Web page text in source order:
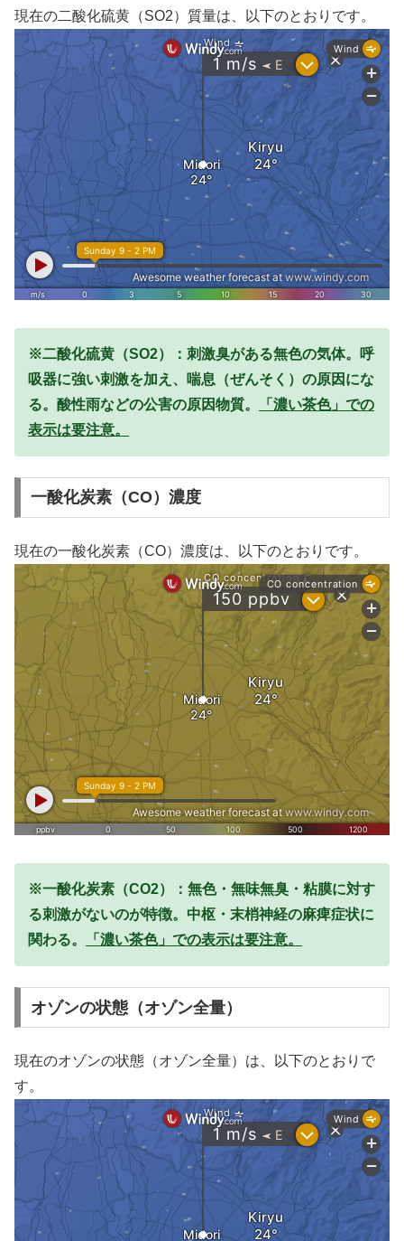
現在の二酸化硫黄（SO2）質量は、以下のとおりです。
※二酸化硫黄（SO2）：刺激臭がある無色の気体。呼
吸器に強い刺激を加え、喘息（ぜんそく）の原因にな
る。酸性雨などの公害の原因物質。
「濃い茶色」での
表示は要注意。
一酸化炭素（CO）濃度
現在の一酸化炭素（CO）濃度は、以下のとおりです。
※一酸化炭素（CO2）：無色・無味無臭・粘膜に対す
る刺激がないのが特徴。中枢・末梢神経の麻痺症状に
関わる。
「濃い茶色」での表示は要注意。
オゾンの状態（オゾン全量）
現在のオゾンの状態（オゾン全量）は、以下のとおりで
す。